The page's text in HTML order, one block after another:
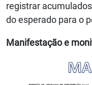
registrar
do esperado para o
Manifestação e